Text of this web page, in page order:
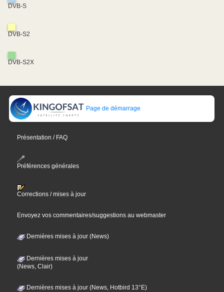
DVB-S
DVB-S2
DVB-S2X
Page de démarrage
Présentation / FAQ
Préférences générales
Corrections / mises à jour
Envoyez vos commentaires/suggestions au webmaster
Dernières mises à jour (News)
Dernières mises à jour
(News, Clair)
Dernières mises à jour (News, Hotbird 13°E)